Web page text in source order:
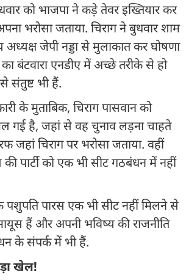
को भाजपा ने कड़े तेवर इख्तियार कर
भरोसा जताया. चिराग ने बुधवार शाम
अध्यक्ष जेपी नड्डा से मुलाकात कर घोषणा
बंटवारा एनडीए में अच्छे तरीके से हो
संतुष्ट भी हैं.
के मुताबिक, चिराग पासवान को
गई है, जहां से वह चुनाव लड़ना चाहते
जहां चिराग पर भरोसा जताया. वहीं
पार्टी को एक भी सीट गठबंधन में नहीं
पशुपति पारस एक भी सीट नहीं मिलने से
हैं और अपनी भविष्य की राजनीति
के संपर्क में भी हैं.
खेल!